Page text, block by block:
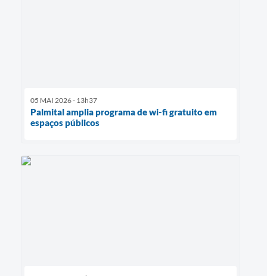
05 MAI 2026 - 13h37
Palmital amplia programa de wi-fi gratuito em
espaços públicos